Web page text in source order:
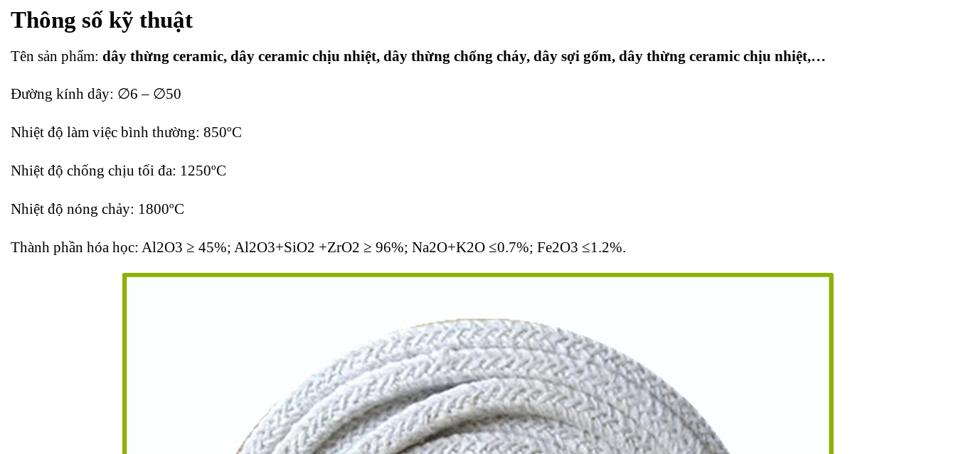
Thông số kỹ thuật
Tên sản phẩm: dây thừng ceramic, dây ceramic chịu nhiệt, dây thừng chống cháy, dây sợi gốm, dây thừng ceramic chịu nhiệt,…
Đường kính dây: ∅6 – ∅50
Nhiệt độ làm việc bình thường: 850ºC
Nhiệt độ chống chịu tối đa: 1250ºC
Nhiệt độ nóng chảy: 1800ºC
Thành phần hóa học: Al2O3 ≥ 45%; Al2O3+SiO2 +ZrO2 ≥ 96%; Na2O+K2O ≤0.7%; Fe2O3 ≤1.2%.